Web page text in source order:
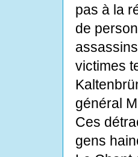
pas à la
de
victimes
général
Ces
gens